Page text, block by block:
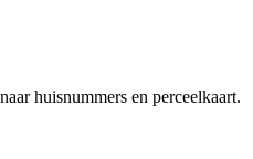
huisnummers en perceelkaart.